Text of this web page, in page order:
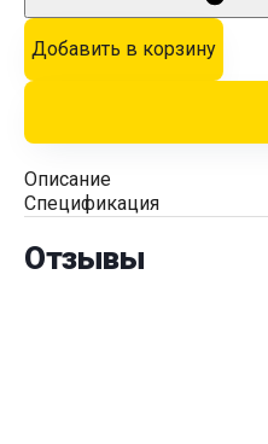
Добавить в корзину
Описание
Спецификация
Отзывы